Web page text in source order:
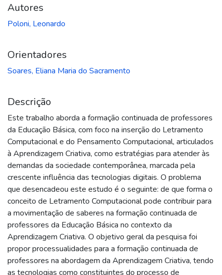
Autores
Poloni, Leonardo
Orientadores
Soares, Eliana Maria do Sacramento
Descrição
Este trabalho aborda a formação continuada de professores
da Educação Básica, com foco na inserção do Letramento
Computacional e do Pensamento Computacional, articulados
à Aprendizagem Criativa, como estratégias para atender às
demandas da sociedade contemporânea, marcada pela
crescente influência das tecnologias digitais. O problema
que desencadeou este estudo é o seguinte: de que forma o
conceito de Letramento Computacional pode contribuir para
a movimentação de saberes na formação continuada de
professores da Educação Básica no contexto da
Aprendizagem Criativa. O objetivo geral da pesquisa foi
propor processualidades para a formação continuada de
professores na abordagem da Aprendizagem Criativa, tendo
as tecnologias como constituintes do processo de